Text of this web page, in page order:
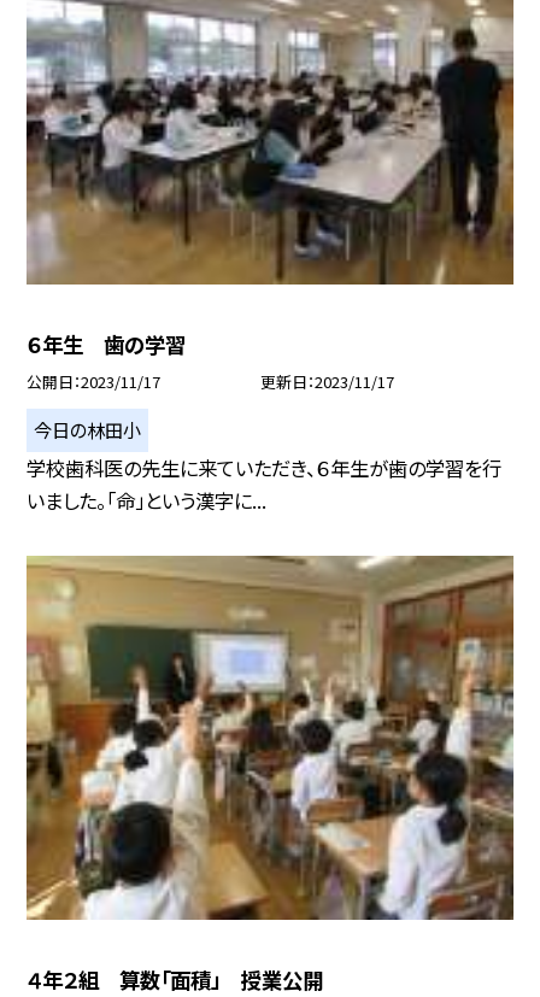
６年生 歯の学習
公開日 2023/11/17 更新日 2023/11/17
今日の林田小
学校歯科医の先生に来ていただき、６年生が歯の学習を行
いました。「命」という漢字に...
４年２組 算数「面積」 授業公開